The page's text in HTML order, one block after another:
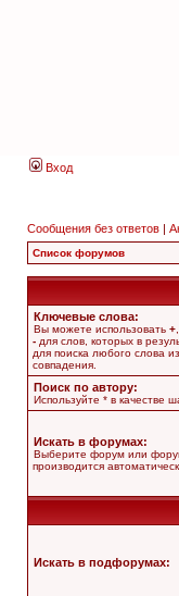
Вход
Сообщения без ответов |
Список форумов
Ключевые слова:
Вы можете использовать +
- для слов, которых в
для поиска любого слова
совпадения.
Поиск по автору:
Используйте * в качестве
Искать в форумах:
Выберите форум или
производится
Искать в подфорумах: